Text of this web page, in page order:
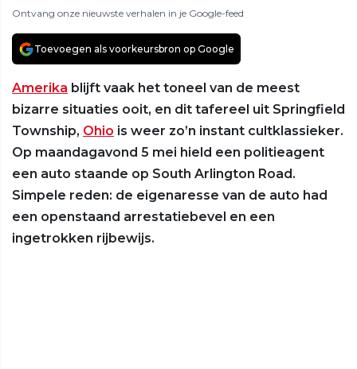
Ontvang onze nieuwste verhalen in je Google-feed
Toevoegen als voorkeursbron op Google
Amerika blijft vaak het toneel van de meest
bizarre situaties ooit, en dit tafereel uit Springfield
Township, Ohio is weer zo’n instant cultklassieker.
Op maandagavond 5 mei hield een politieagent
een auto staande op South Arlington Road.
Simpele reden: de eigenaresse van de auto had
een openstaand arrestatiebevel en een
ingetrokken rijbewijs.